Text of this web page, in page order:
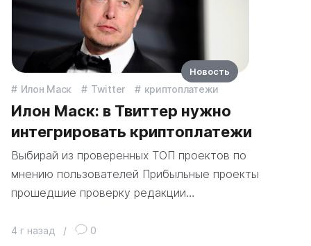
Илон Маск Twitter криптоплатежи
Илон Маск: в Твиттер нужно
интегрировать криптоплатежи
Выбирай из проверенных ТОП проектов по
мнению пользователей Прибыльные проекты
прошедшие проверку редакции…
4 г назад / 0
Новость